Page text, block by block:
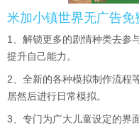
米加小镇世界无广告免
1、解锁更多的剧情种类去参
提升自己能力。
2、全新的各种模拟制作流程
居然后进行日常模拟。
3、专门为广大儿童设定的界